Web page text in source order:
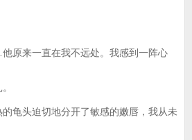
来一直在我不远处。我感到一阵心
头迫切地分开了敏感的嫩唇，我从未